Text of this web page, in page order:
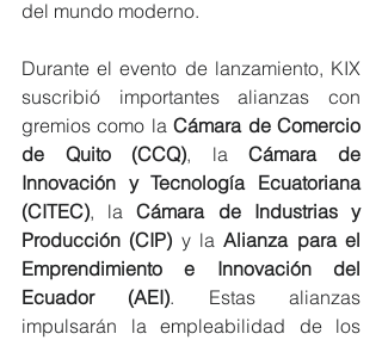
del mundo moderno.
Durante el evento de lanzamiento, KIX
suscribió importantes alianzas con
gremios como la Cámara de Comercio
de Quito (CCQ), la Cámara de
Innovación y Tecnología Ecuatoriana
(CITEC), la Cámara de Industrias y
Producción (CIP) y la Alianza para el
Emprendimiento e Innovación del
Ecuador (AEI). Estas alianzas
impulsarán la empleabilidad de los